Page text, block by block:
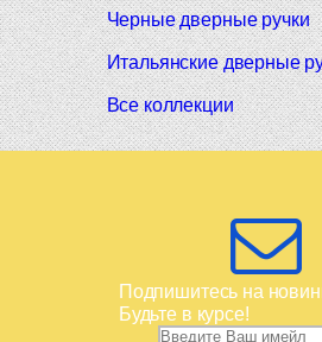
Черные дверные ручки
Итальянские дверные
Все коллекции
Подпишитесь на
Будьте в курсе!